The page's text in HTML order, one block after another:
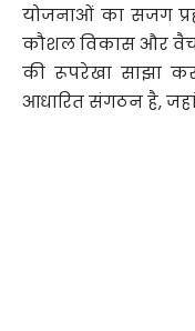
योजनाओं का सजग
कौशल विकास और
की रूपरेखा साझा
आधारित संगठन है, जहां